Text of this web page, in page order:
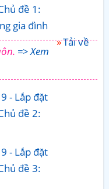
đề 1:
gia đình
Tải về
=> Xem
- Lắp đặt
đề 2:
- Lắp đặt
đề 3: